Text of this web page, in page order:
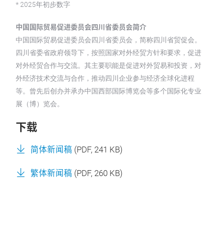
* 2025年初步数字
中国国际贸易促进委员会四川省委员会简介
中国国际贸易促进委员会四川省委员会，简称四川省贸促会。
四川省委省政府领导下，按照国家对外经贸方针和要求，促进
对外经贸合作与交流。其主要职能是促进对外贸易和投资，对
外经济技术交流与合作，推动四川企业参与经济全球化进程
等。曾先后创办并承办中国西部国际博览会等多个国际化专业
展（博）览会。
下载
简体新闻稿 (PDF, 241 KB)
繁体新闻稿 (PDF, 260 KB)